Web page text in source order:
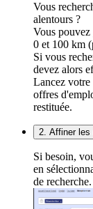
Vous
alentours ?
Vous pouvez
0 et 100 km
Si vous
devez alors
Lancez votre
offres
restituée.
2. Affiner les
Si besoin,
en
de recherche.